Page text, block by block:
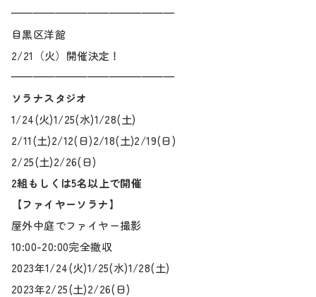
———————————————
目黒区洋館
2/21（火）開催決定！
———————————————
ソラナスタジオ
1/24(火)1/25(水)1/28(土)
2/11(土)2/12(日)2/18(土)2/19(日)
2/25(土)2/26(日)
2組もしくは5名以上で開催
【ファイヤーソラナ】
屋外中庭でファイヤー撮影
10:00-20:00完全撤収
2023年1/24(火)1/25(水)1/28(土)
2023年2/25(土)2/26(日)